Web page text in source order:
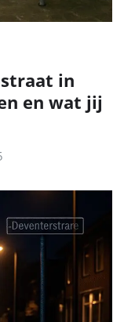
in
en wat jij